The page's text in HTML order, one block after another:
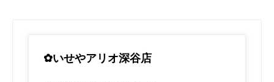
✿いせやアリオ深谷店